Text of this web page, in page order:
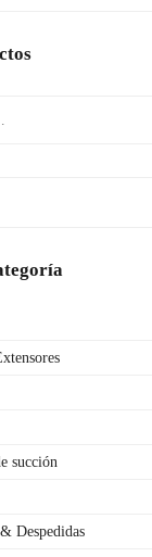
succión
Despedidas